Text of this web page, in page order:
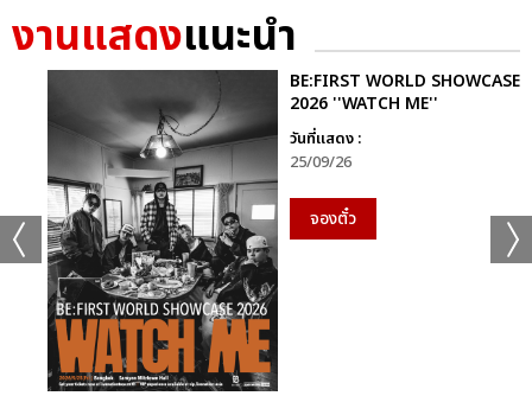
งานแสดงแนะนำ
BE:FIRST WORLD SHOWCASE
2026 ''WATCH ME''
วันที่แสดง :
25/09/26
จองตั๋ว